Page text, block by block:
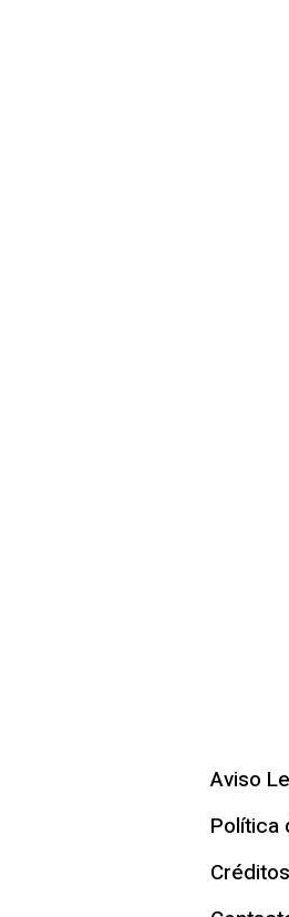
Aviso
Política
Créditos